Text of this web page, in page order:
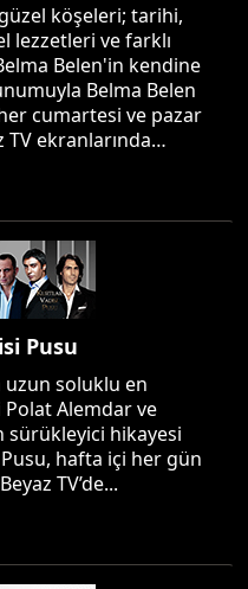
köşeleri; tarihi,
lezzetleri ve farklı
Belen'in kendine
Belma Belen
cumartesi ve pazar
TV ekranlarında…
Pusu
soluklu en
Alemdar ve
sürükleyici hikayesi
hafta içi her gün
TV’de...